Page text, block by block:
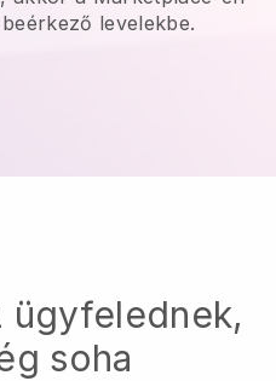
levelekbe.
ügyfelednek,
soha